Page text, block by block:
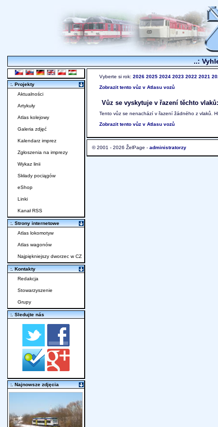
..:
Vyberte si rok: 2026 2025 2024 2023 2022 2021
Zobrazit tento vůz v Atlasu vozů
Vůz se vyskytuje v řazení těchto vlaků:
Tento vůz se nenachází v řazení žádného z vlaků.
Zobrazit tento vůz v Atlasu vozů
© 2001 - 2026 ŽelPage - administratorzy
:. Projekty
Aktualności
Artykuły
Atlas kolejowy
Galeria zdjęć
Kalendarz imprez
Zgłoszenia na imprezy
Wykaz linii
Składy pociągów
eShop
Linki
Kanał RSS
:. Strony internetowe
Atlas lokomotyw
Atlas wagonów
Najpiękniejszy dworzec w CZ
:. Kontakty
Redakcja
Stowarzyszenie
Grupy
:. Sledujte nás
:. Najnowsze zdjęcia